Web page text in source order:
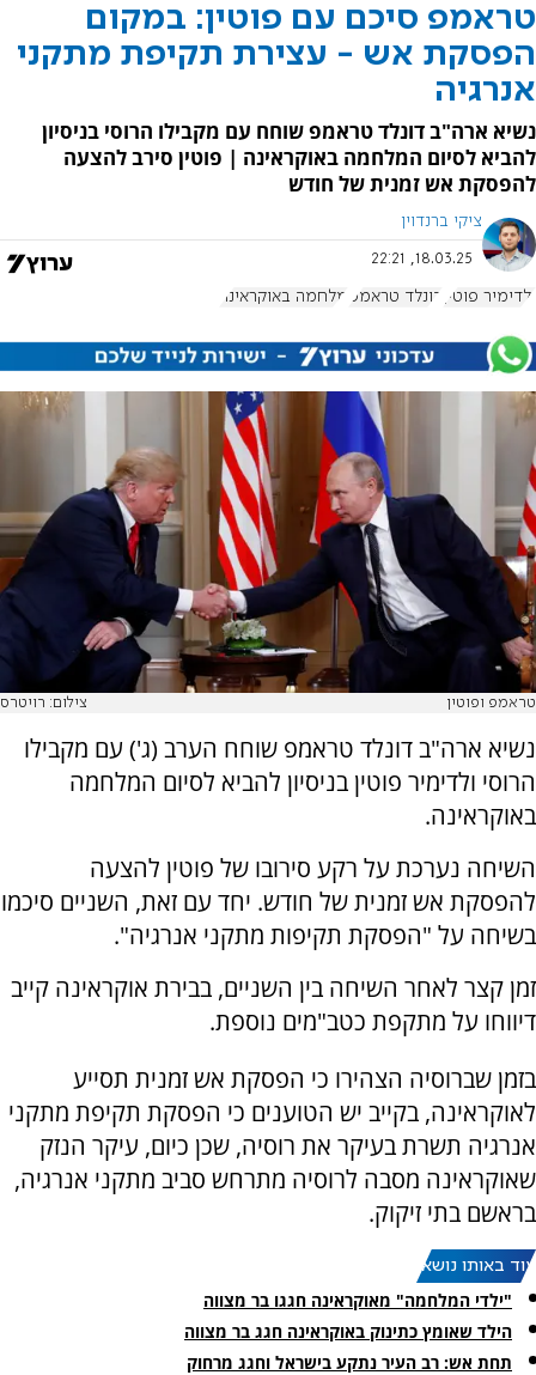
טראמפ סיכם עם פוטין: במקום
הפסקת אש - עצירת תקיפת מתקני
אנרגיה
נשיא ארה"ב דונלד טראמפ שוחח עם מקבילו הרוסי בניסיון
להביא לסיום המלחמה באוקראינה | פוטין סירב להצעה
להפסקת אש זמנית של חודש
ציקי ברנדוין
18.03.25, 22:21
ולדימיר פוטין דונלד טראמפ מלחמה באוקראינה
טראמפ ופוטין צילום: רויטרס
נשיא ארה"ב דונלד טראמפ שוחח הערב (ג') עם מקבילו
הרוסי ולדימיר פוטין בניסיון להביא לסיום המלחמה
באוקראינה.
השיחה נערכת על רקע סירובו של פוטין להצעה
להפסקת אש זמנית של חודש. יחד עם זאת, השניים סיכמו
בשיחה על "הפסקת תקיפות מתקני אנרגיה".
זמן קצר לאחר השיחה בין השניים, בבירת אוקראינה קייב
דיווחו על מתקפת כטב"מים נוספת.
בזמן שברוסיה הצהירו כי הפסקת אש זמנית תסייע
לאוקראינה, בקייב יש הטוענים כי הפסקת תקיפת מתקני
אנרגיה תשרת בעיקר את רוסיה, שכן כיום, עיקר הנזק
שאוקראינה מסבה לרוסיה מתרחש סביב מתקני אנרגיה,
בראשם בתי זיקוק.
עוד באותו נושא:
"ילדי המלחמה" מאוקראינה חגגו בר מצווה
הילד שאומץ כתינוק באוקראינה חגג בר מצווה
תחת אש: רב העיר נתקע בישראל וחגג מרחוק